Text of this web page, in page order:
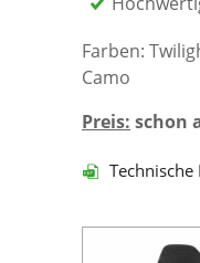
Farben:
Camo
Preis: schon
Technische